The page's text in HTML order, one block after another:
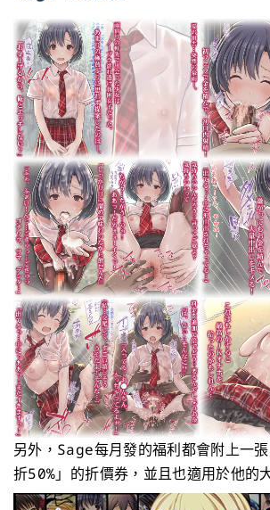
另外，Sage每月發的福利都會附上一
折50%」的折價券，並且也適用於他的